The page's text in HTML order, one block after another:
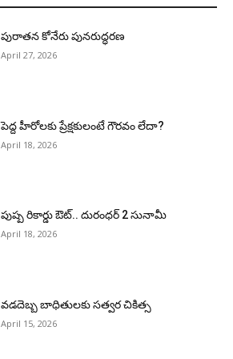
పురాత‌న కోనేరు పున‌రుద్ధ‌ర‌ణ
April 27, 2026
పెద్ద హీరోల‌కు ప్రేక్ష‌కులంటే గౌర‌వం లేదా?
April 18, 2026
పుష్ప రికార్డు ఔట్‌.. దురంధ‌ర్ 2 సునామీ
April 18, 2026
వడదెబ్బ బాధితులకు సత్వర చికిత్స
April 15, 2026